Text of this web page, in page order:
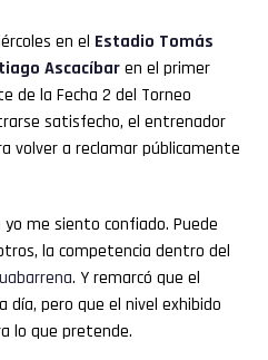
en el Estadio Tomás
Ascacíbaren el primer
de la Fecha 2 del Torneo
satisfecho, el entrenador
volver a reclamar públicamente
me siento confiado. Puede
la competencia dentro del
. Y remarcó que el
día, pero que el nivel exhibido
lo que pretende.